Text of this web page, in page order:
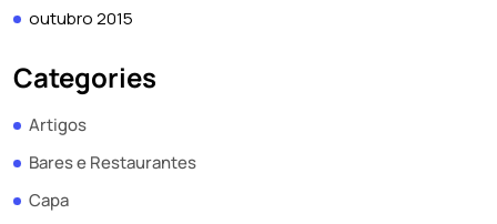
outubro 2015
Categories
Artigos
Bares e Restaurantes
Capa